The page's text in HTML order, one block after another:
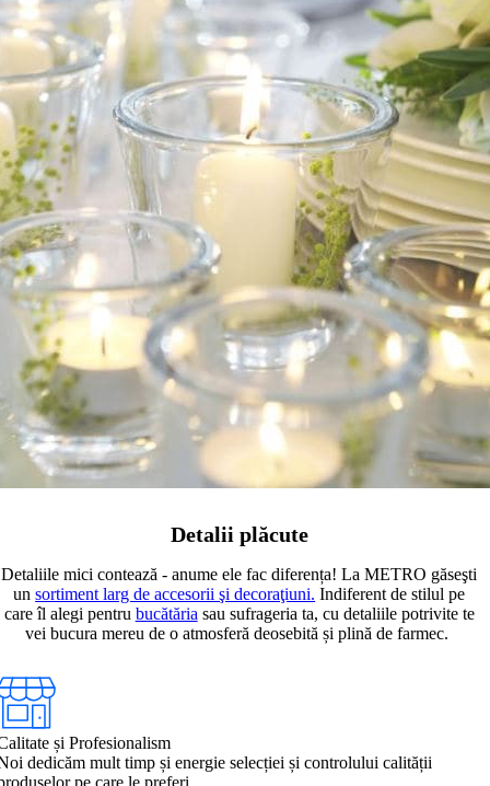
Detalii plăcute
Detaliile mici contează - anume ele fac diferența! La METRO găseşti
unsortiment larg de accesorii şi decoraţiuni. Indiferent de stilul pe
care îl alegi pentru bucătăria sau sufrageria ta, cu detaliile potrivite te
vei bucura mereu de o atmosferă deosebită și plină de farmec.
și Profesionalism
dedicăm mult timp și energie selecției și controlului calității
pe care le preferi.